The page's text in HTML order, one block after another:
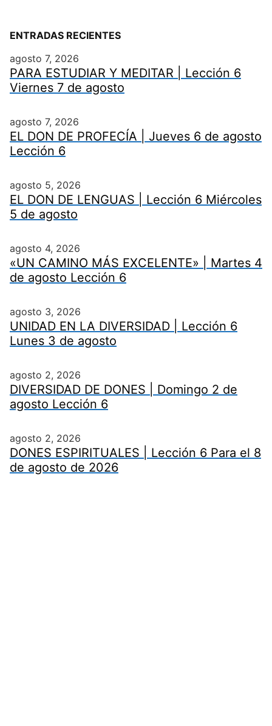
ENTRADAS RECIENTES
agosto 7, 2026
PARA ESTUDIAR Y MEDITAR | Lección 6
Viernes 7 de agosto
agosto 7, 2026
EL DON DE PROFECÍA | Jueves 6 de agosto
Lección 6
agosto 5, 2026
EL DON DE LENGUAS | Lección 6 Miércoles
5 de agosto
agosto 4, 2026
«UN CAMINO MÁS EXCELENTE» | Martes 4
de agosto Lección 6
agosto 3, 2026
UNIDAD EN LA DIVERSIDAD | Lección 6
Lunes 3 de agosto
agosto 2, 2026
DIVERSIDAD DE DONES | Domingo 2 de
agosto Lección 6
agosto 2, 2026
DONES ESPIRITUALES | Lección 6 Para el 8
de agosto de 2026